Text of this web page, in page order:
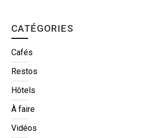
CATÉGORIES
Cafés
Restos
Hôtels
À faire
Vidéos